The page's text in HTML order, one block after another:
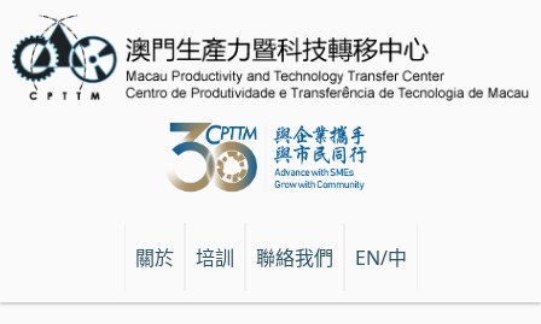
關於 培訓 聯絡我們 EN/中